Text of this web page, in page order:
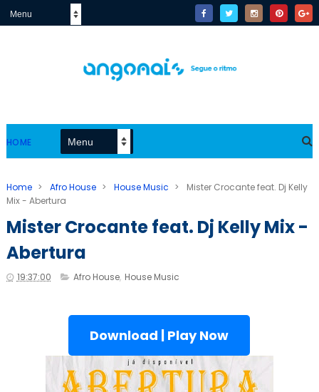
HOME
Home > Afro House > House Music >
Mister Crocante feat. Dj Kelly
Mix - Abertura
Mister Crocante feat. Dj Kelly Mix -
Abertura
19:37:00 Afro House, House Music
Download | Play Now